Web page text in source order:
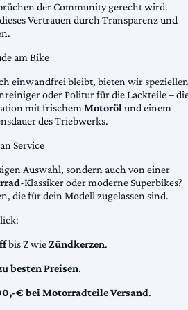
der Community gerecht wird.
Vertrauen durch Transparenz und
am Bike
einwandfrei bleibt, bieten wir speziellen
oder Politur für die Lackteile –
mit frischemMotorölund einem
des Triebwerks.
Service
Auswahl, sondern auch von einer
-Klassiker oder moderne Superbikes?
die für dein Modell zugelassen sind.
bis Z wieZündkerzen.
besten Preisen.
€ bei Motorradteile Versand.